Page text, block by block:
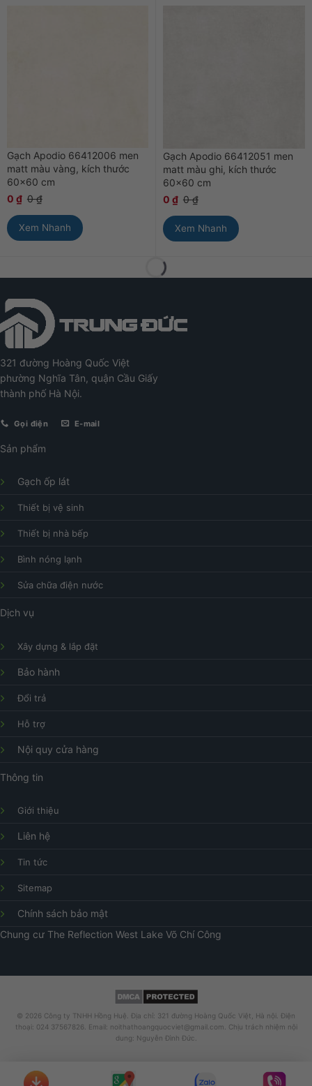
Gạch Apodio 66412006 men
matt màu vàng, kích thước
60×60 cm
0 ₫ 0₫
Xem Nhanh
Gạch Apodio 66412051 men
matt màu ghi, kích thước
60×60 cm
0 ₫ 0₫
Xem Nhanh
321 đường Hoàng Quốc Việt
phường Nghĩa Tân, quận Cầu Giấy
thành phố Hà Nội.
Gọi điện E-mail
Sản phẩm
Gạch ốp lát
Thiết bị vệ sinh
Thiết bị nhà bếp
Bình nóng lạnh
Sửa chữa điện nước
Dịch vụ
Xây dựng & lắp đặt
Bảo hành
Đổi trả
Hỗ trợ
Nội quy cửa hàng
Thông tin
Giới thiệu
Liên hệ
Tin tức
Sitemap
Chính sách bảo mật
Chung cư The Reflection West Lake Võ Chí Công
© 2026 Công ty TNHH Hồng Huệ. Địa chỉ: 321 đường Hoàng Quốc Việt, Hà nội. Điện
thoại: 024 37567826. Email: noithathoangquocviet@gmail.com. Chịu trách nhiệm nội
dung: Nguyễn Đình Đức.